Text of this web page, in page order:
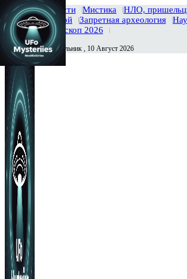
Главная Новости Мистика
НЛО,
Тайны вселенной
Запретная археология
История
Гороскоп 2026
Сегодня Понедельник , 10 Август 2026